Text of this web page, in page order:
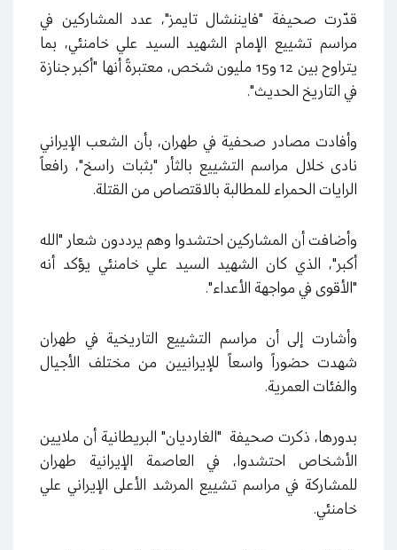
قدّرت صحيفة "فايننشال تايمز"، عدد المشاركين في
مراسم تشييع الإمام الشهيد السيد علي خامنئي، بما
يتراوح بين 12 و15 مليون شخص، معتبرةً أنها "أكبر جنازة
في التاريخ الحديث".
وأفادت مصادر صحفية في طهران، بأن الشعب الإيراني
نادى خلال مراسم التشييع بالثأر "بثبات راسخ"، رافعاً
الرايات الحمراء للمطالبة بالاقتصاص من القتلة.
وأضافت أن المشاركين احتشدوا وهم يرددون شعار "الله
أكبر"، الذي كان الشهيد السيد علي خامنئي يؤكد أنه
"الأقوى في مواجهة الأعداء".
وأشارت إلى أن مراسم التشييع التاريخية في طهران
شهدت حضوراً واسعاً للإيرانيين من مختلف الأجيال
والفئات العمرية.
بدورها، ذكرت صحيفة "الغارديان" البريطانية أن ملايين
الأشخاص احتشدوا، في العاصمة الإيرانية طهران
للمشاركة في مراسم تشييع المرشد الأعلى الإيراني علي
خامنئي.